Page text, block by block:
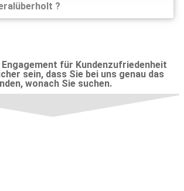
?
für Kundenzufriedenheit
sein, dass Sie bei uns genau das
wonach Sie suchen.